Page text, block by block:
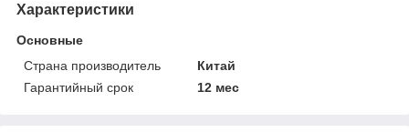
Характеристики
Основные
Страна производитель
Китай
Гарантийный срок
12 мес